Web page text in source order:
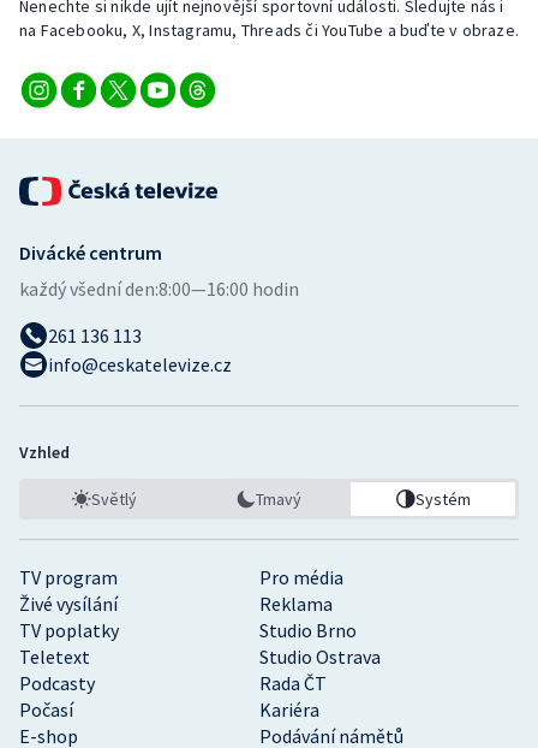
Nenechte si nikde ujít nejnovější sportovní události. Sledujte nás i
na Facebooku, X, Instagramu, Threads či YouTube a buďte v obraze.
TV program
Pro média
Živé vysílání
Reklama
TV poplatky
Studio Brno
Teletext
Studio Ostrava
Podcasty
Rada ČT
Počasí
Kariéra
E-shop
Podávání námětů
Divácké centrum
každý všední den:8:00—16:00 hodin
261 136 113
info@ceskatelevize.cz
Vzhled
Světlý Tmavý Systém